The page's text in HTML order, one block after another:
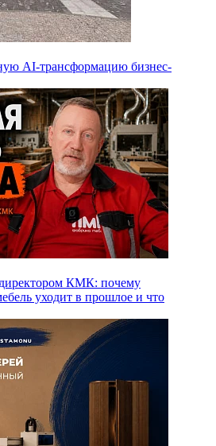
AI-трансформацию бизнес-
КМК: почему
уходит в прошлое и что